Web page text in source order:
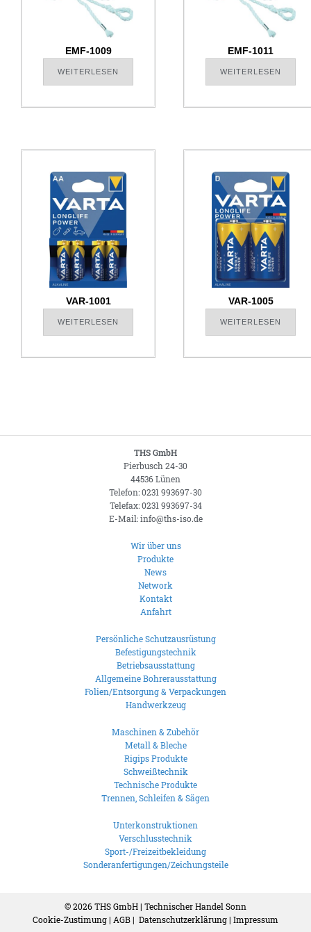
EMF-1009
WEITERLESEN
EMF-1011
WEITERLESEN
VAR-1001
WEITERLESEN
VAR-1005
WEITERLESEN
THS GmbH
Pierbusch 24-30
44536 Lünen
Telefon: 0231 993697-30
Telefax: 0231 993697-34
E-Mail: info@ths-iso.de
Wir über uns
Produkte
News
Network
Kontakt
Anfahrt
Persönliche Schutzausrüstung
Befestigungstechnik
Betriebsausstattung
Allgemeine Bohrerausstattung
Folien/Entsorgung & Verpackungen
Handwerkzeug
Maschinen & Zubehör
Metall & Bleche
Rigips Produkte
Schweißtechnik
Technische Produkte
Trennen, Schleifen & Sägen
Unterkonstruktionen
Verschlusstechnik
Sport-/Freizeitbekleidung
Sonderanfertigungen/Zeichungsteile
© 2026THS GmbH | Technischer Handel Sonn
Cookie-Zustimung| AGB| Datenschutzerklärung| Impressum